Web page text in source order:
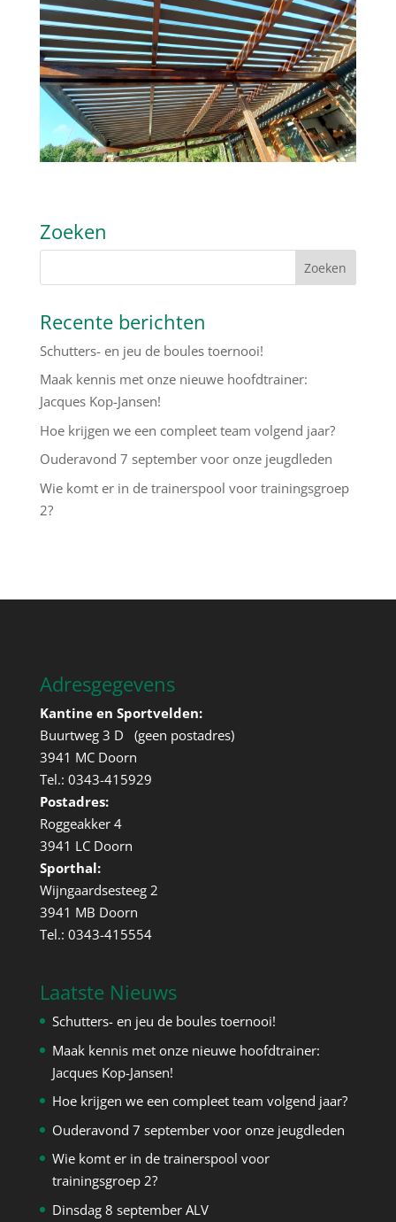
Zoeken
Recente berichten
Schutters- en jeu de boules toernooi!
Maak kennis met onze nieuwe hoofdtrainer:
Jacques Kop-Jansen!
Hoe krijgen we een compleet team volgend jaar?
Ouderavond 7 september voor onze jeugdleden
Wie komt er in de trainerspool voor trainingsgroep
2?
Adresgegevens
Kantine en Sportvelden:
Buurtweg 3 D (geen postadres)
3941 MC Doorn
Tel.: 0343-415929
Postadres:
Roggeakker 4
3941 LC Doorn
Sporthal:
Wijngaardsesteeg 2
3941 MB Doorn
Tel.: 0343-415554
Laatste Nieuws
Schutters- en jeu de boules toernooi!
Maak kennis met onze nieuwe hoofdtrainer:
Jacques Kop-Jansen!
Hoe krijgen we een compleet team volgend jaar?
Ouderavond 7 september voor onze jeugdleden
Wie komt er in de trainerspool voor
trainingsgroep 2?
Dinsdag 8 september ALV